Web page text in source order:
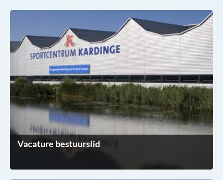
Vacature bestuurslid